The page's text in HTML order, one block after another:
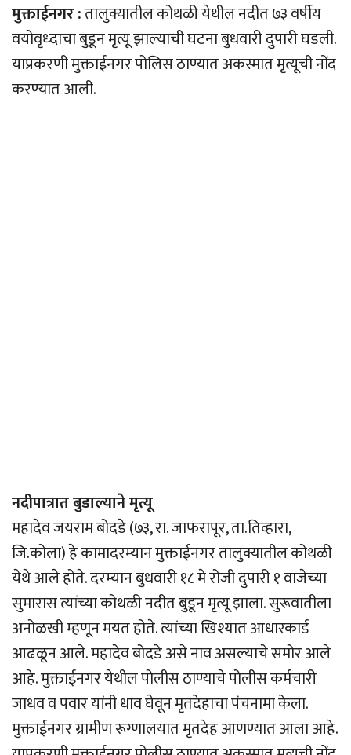
मुक्ताईनगर :तालुक्यातील कोथळी येथील नदीत ७३ वर्षीय
वयोवृध्दाचा बुडून मृत्यू झाल्याची घटना बुधवारी दुपारी घडली.
याप्रकरणी मुक्ताईनगर पोलिस ठाण्यात अकस्मात मृत्यूची नोंद
करण्यात आली.
नदीपात्रात बुडाल्याने मृत्यू
महादेव जयराम बोदडे (७३, रा. जाफरापूर, ता.तिव्हारा,
जि.कोला) हे कामादरम्यान मुक्ताईनगर तालुक्यातील कोथळी
येथे आले होते. दरम्यान बुधवारी १८ मे रोजी दुपारी १ वाजेच्या
सुमारास त्यांच्या कोथळी नदीत बुडून मृत्यू झाला. सुरूवातीला
अनोळखी म्हणून मयत होते. त्यांच्या खिश्यात आधारकार्ड
आढळून आले. महादेव बोदडे असे नाव असल्याचे समोर आले
आहे. मुक्ताईनगर येथील पोलीस ठाण्याचे पोलीस कर्मचारी
जाधव व पवार यांनी धाव घेवून मृतदेहाचा पंचनामा केला.
मुक्ताईनगर ग्रामीण रूग्णालयात मृतदेह आणण्यात आला आहे.